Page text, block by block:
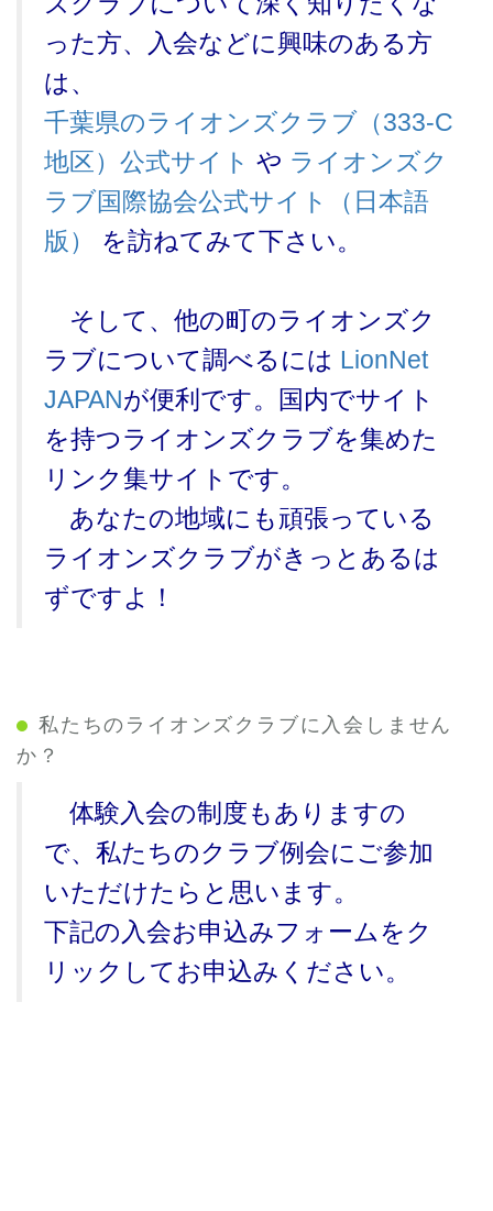
った方、入会などに興味のある方
は、
千葉県のライオンズクラブ（333-C
地区）公式サイト や ライオンズク
ラブ国際協会公式サイト（日本語
版）
を訪ねてみて下さい。
そして、他の町のライオンズク
ラブについて調べるには LionNet
JAPANが便利です。国内でサイト
を持つライオンズクラブを集めた
リンク集サイトです。
あなたの地域にも頑張っている
ライオンズクラブがきっとあるは
ずですよ！
私たちのライオンズクラブに入会しません
か？
体験入会の制度もありますの
で、私たちのクラブ例会にご参加
いただけたらと思います。
下記の入会お申込みフォームをク
リックしてお申込みください。